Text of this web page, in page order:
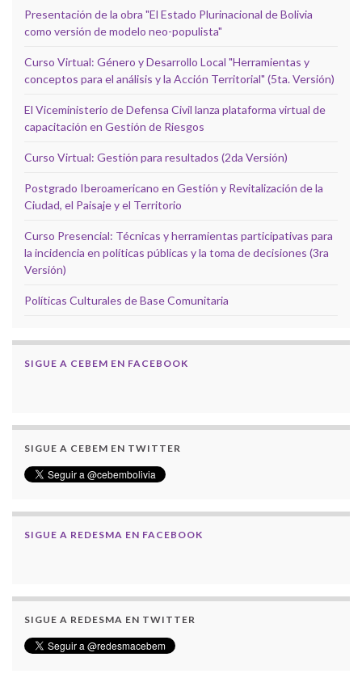
Presentación de la obra "El Estado Plurinacional de Bolivia
como versión de modelo neo-populista"
Curso Virtual: Género y Desarrollo Local "Herramientas y
conceptos para el análisis y la Acción Territorial" (5ta. Versión)
El Viceministerio de Defensa Civil lanza plataforma virtual de
capacitación en Gestión de Riesgos
Curso Virtual: Gestión para resultados (2da Versión)
Postgrado Iberoamericano en Gestión y Revitalización de la
Ciudad, el Paisaje y el Territorio
Curso Presencial: Técnicas y herramientas participativas para
la incidencia en políticas públicas y la toma de decisiones (3ra
Versión)
Políticas Culturales de Base Comunitaria
SIGUE A CEBEM EN FACEBOOK
SIGUE A CEBEM EN TWITTER
SIGUE A REDESMA EN FACEBOOK
SIGUE A REDESMA EN TWITTER